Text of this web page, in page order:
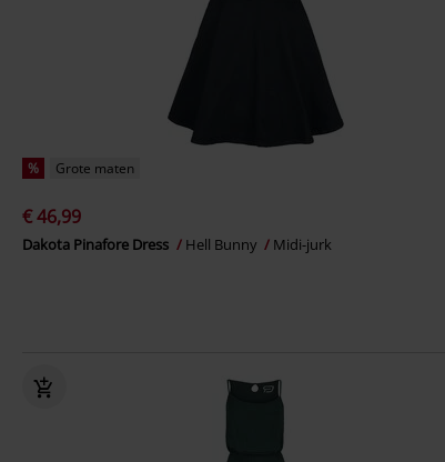
% Grote maten
€ 46,99
Dakota Pinafore Dress Hell Bunny Midi-jurk